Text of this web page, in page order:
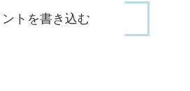
ントを書き込む